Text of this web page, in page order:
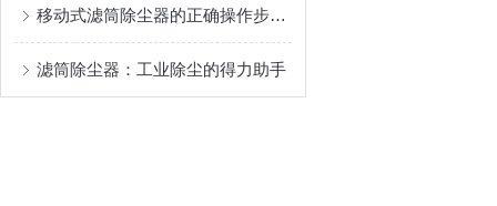
移动式滤筒除尘器的正确操作步骤及注意事项分享
滤筒除尘器：工业除尘的得力助手